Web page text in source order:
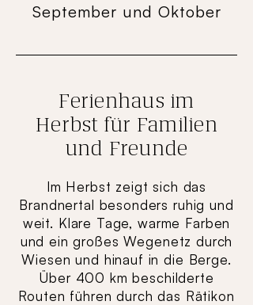
September und Oktober
Ferienhaus im
Herbst für Familien
und Freunde
Im Herbst zeigt sich das
Brandnertal besonders ruhig und
weit. Klare Tage, warme Farben
und ein großes Wegenetz durch
Wiesen und hinauf in die Berge.
Über 400 km beschilderte
Routen führen durch das Rätikon